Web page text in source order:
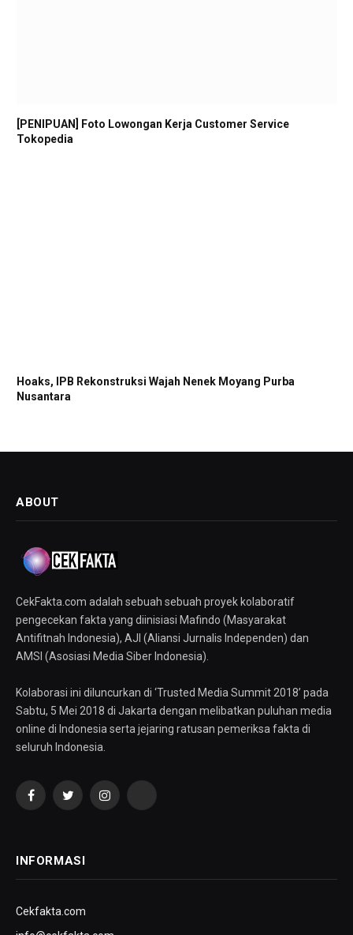
[PENIPUAN] Foto Lowongan Kerja Customer Service
Tokopedia
Hoaks, IPB Rekonstruksi Wajah Nenek Moyang Purba
Nusantara
ABOUT
CekFakta.com adalah sebuah sebuah proyek kolaboratif
pengecekan fakta yang diinisiasi Mafindo (Masyarakat
Antifitnah Indonesia), AJI (Aliansi Jurnalis Independen) dan
AMSI (Asosiasi Media Siber Indonesia).
Kolaborasi ini diluncurkan di ‘Trusted Media Summit 2018’ pada
Sabtu, 5 Mei 2018 di Jakarta dengan melibatkan puluhan media
online di Indonesia serta jejaring ratusan pemeriksa fakta di
seluruh Indonesia.
FacebookTwitterInstagramYouTube
INFORMASI
Cekfakta.com